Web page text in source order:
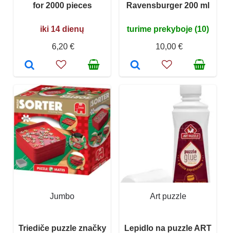
for 2000 pieces
iki 14 dienų
6,20 €
Ravensburger 200 ml
turime prekyboje (10)
10,00 €
Jumbo
Triediče puzzle značky
Art puzzle
Lepidlo na puzzle ART